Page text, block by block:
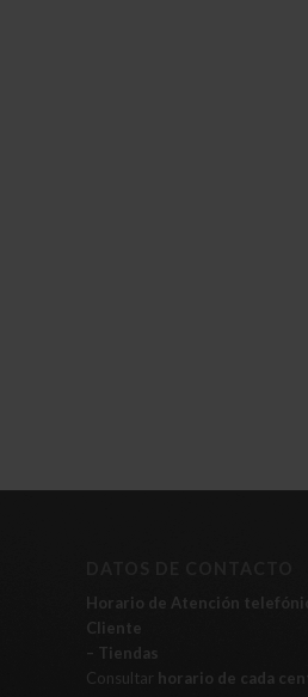
Horario de Atención
Cliente
– Tiendas
Consultar horario de cada